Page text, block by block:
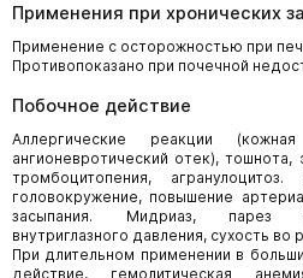
Применения при хронических
Применение с осторожностью при
Противопоказано при почечной
Побочное действие
Аллергические реакции
ангионевротический отек), тошнота,
тромбоцитопения,
головокружение, повышение
засыпания. Мидриаз, парез
внутриглазного давления, сухость во
При длительном применении в
действие, гемолитическая